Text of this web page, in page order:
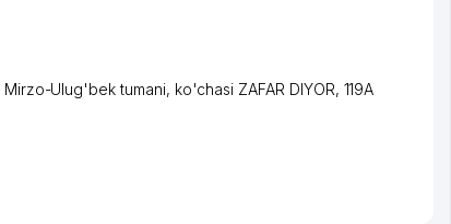
Mirzo-Ulug'bek tumani, ko'chasi ZAFAR DIYOR, 119A